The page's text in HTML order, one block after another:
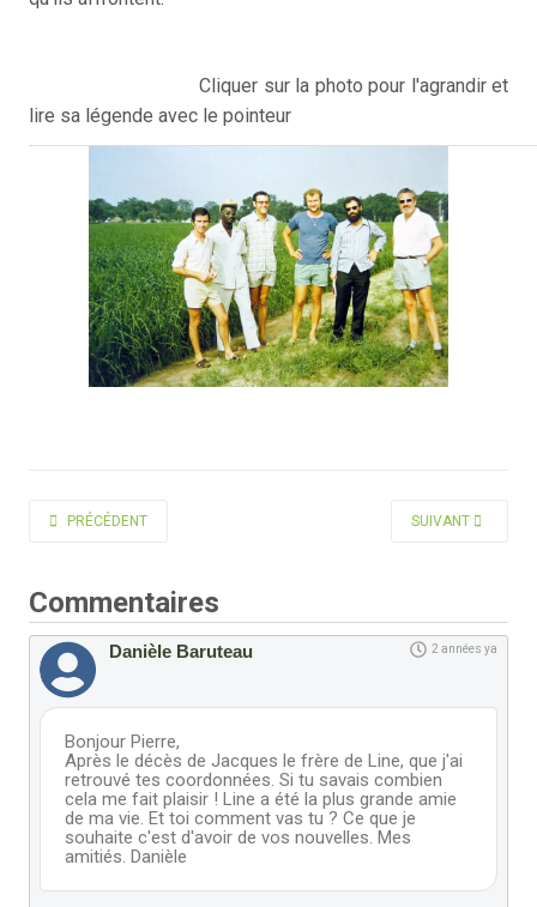
Cliquer sur la photo pour l'agrandir et
lire sa légende avec le pointeur
ARTICLE PRÉCÉDENT : SIZARET ALAIN
PRÉCÉDENT ARTICLE SUIVANT
SUIVANT
Commentaires
Danièle Baruteau 2 années ya
Bonjour Pierre,
Après le décès de Jacques le frère de Line, que j'ai
retrouvé tes coordonnées. Si tu savais combien
cela me fait plaisir ! Line a été la plus grande amie
de ma vie. Et toi comment vas tu ? Ce que je
souhaite c'est d'avoir de vos nouvelles. Mes
amitiés. Danièle